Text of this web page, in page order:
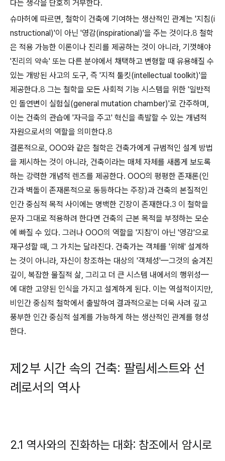
다는 생각을 단호히 거부한다.
슈마허에 따르면, 철학이 건축에 기여하는 생산적인 관계는 '지침(i
nstructional)'이 아닌 '영감(inspirational)'을 주는 것이다.8 철학
은 적용 가능한 이론이나 진리를 제공하는 것이 아니라, 기껏해야
'진리의 약속' 또는 다른 분야에서 채택하고 변형할 때 유용해질 수
있는 개방된 사고의 도구, 즉 '지적 툴킷(intellectual toolkit)'을
제공한다.8 그는 철학을 모든 사회적 기능 시스템을 위한 '일반적
인 돌연변이 실험실(general mutation chamber)'로 간주하며,
이는 건축의 관습에 '자극을 주고' 혁신을 촉발할 수 있는 개념적
자원으로서의 역할을 의미한다.8
결론적으로, OOO와 같은 철학은 건축가에게 규범적인 설계 방법
을 제시하는 것이 아니라, 건축이라는 매체 자체를 새롭게 보도록
하는 강력한 개념적 렌즈를 제공한다. OOO의 평평한 존재론(인
간과 벽돌이 존재론적으로 동등하다는 주장)과 건축의 본질적인
인간 중심적 목적 사이에는 명백한 긴장이 존재한다.3 이 철학을
문자 그대로 적용하려 한다면 건축의 근본 목적을 부정하는 모순
에 빠질 수 있다. 그러나 OOO의 역할을 '지침'이 아닌 '영감'으로
재구성할 때, 그 가치는 달라진다. 건축가는 객체를 '위해' 설계하
는 것이 아니라, 자신이 창조하는 대상의 '객체성'—그것의 숨겨진
깊이, 복잡한 물질적 삶, 그리고 더 큰 시스템 내에서의 행위성—
에 대한 고양된 인식을 가지고 설계하게 된다. 이는 역설적이지만,
비인간 중심적 철학에서 출발하여 결과적으로는 더욱 사려 깊고
풍부한 인간 중심적 설계를 가능하게 하는 생산적인 관계를 형성
한다.
제2부 시간 속의 건축: 팔림세스트와 선
례로서의 역사
2.1 역사와의 진화하는 대화: 참조에서 암시로